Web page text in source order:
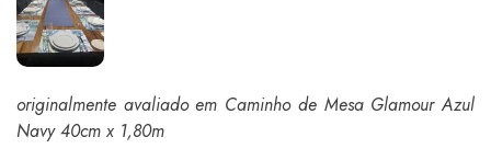
originalmente avaliado em Caminho de Mesa Glamour Azul
Navy 40cm x 1,80m